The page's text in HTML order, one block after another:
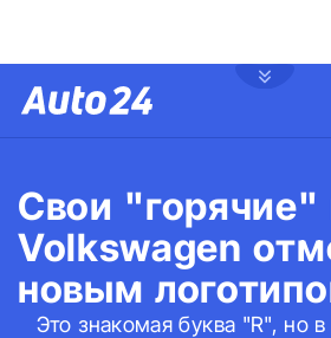
Свои "горячие"
Volkswagen
новым
Это знакомая буква "R", но